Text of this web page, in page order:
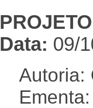
Data: 09/
Autoria: